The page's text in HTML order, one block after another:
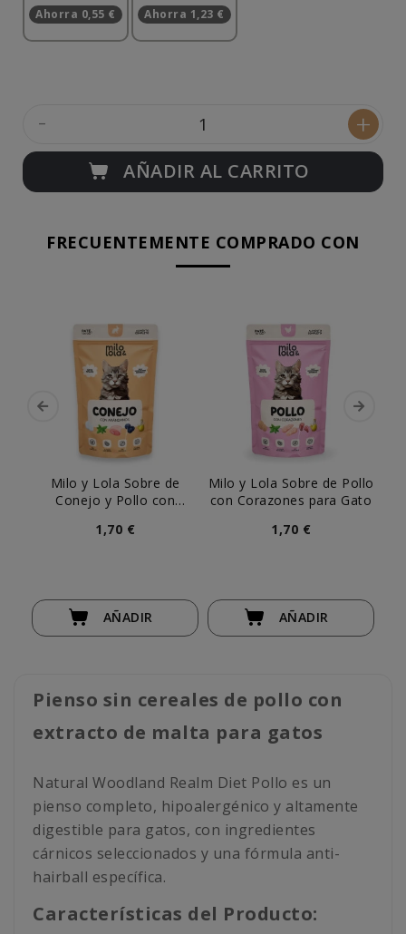
Ahorra 0,55 € Ahorra 1,23 €
- +
AÑADIR AL CARRITO
FRECUENTEMENTE COMPRADO CON
Milo y Lola Sobre de
Conejo y Pollo con
1,70 €
AÑADIR
Milo y Lola Sobre de Pollo
con Corazones para Gato
1,70 €
AÑADIR
Pienso sin cereales de pollo con
extracto de malta para gatos
Natural Woodland Realm Diet Pollo es un
pienso completo, hipoalergénico y altamente
digestible para gatos, con ingredientes
cárnicos seleccionados y una fórmula anti-
hairball específica.
Características del Producto: